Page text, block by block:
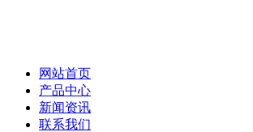
网站首页
产品中心
新闻资讯
联系我们